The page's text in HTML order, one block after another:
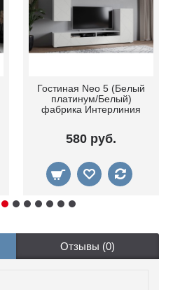
Гостиная Neo 5 (Белый
платинум/Серый)
фабрика Интерлиния
540 руб.
Отзывы (0)